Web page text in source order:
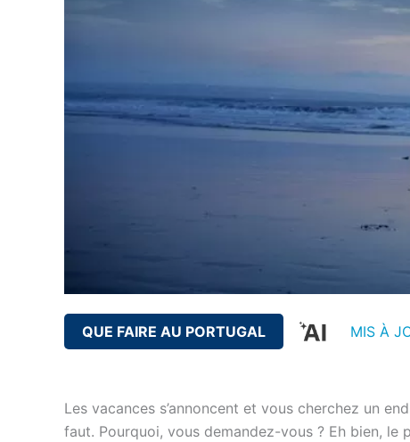
QUE FAIRE AU PORTUGAL MIS À
Les vacances s’annoncent et vous cherchez un
faut. Pourquoi, vous demandez-vous ? Eh bien,